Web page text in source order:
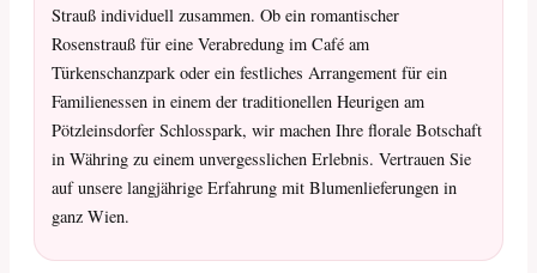
Strauß individuell zusammen. Ob ein romantischer
Rosenstrauß für eine Verabredung im Café am
Türkenschanzpark oder ein festliches Arrangement für ein
Familienessen in einem der traditionellen Heurigen am
Pötzleinsdorfer Schlosspark, wir machen Ihre florale Botschaft
in Währing zu einem unvergesslichen Erlebnis. Vertrauen Sie
auf unsere langjährige Erfahrung mit Blumenlieferungen in
ganz Wien.